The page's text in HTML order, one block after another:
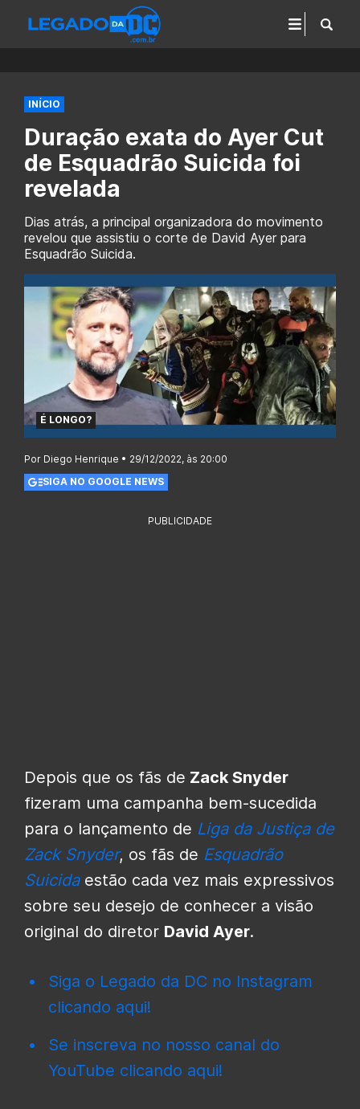
INÍCIO
Duração exata do Ayer Cut
de Esquadrão Suicida foi
revelada
Dias atrás, a principal organizadora do movimento
revelou que assistiu o corte de David Ayer para
Esquadrão Suicida.
É LONGO?
Por Diego Henrique • 29/12/2022, às 20:00
SIGA NO GOOGLE NEWS
PUBLICIDADE
Depois que os fãs de Zack Snyder
fizeram uma campanha bem-sucedida
para o lançamento de Liga da Justiça de
Zack Snyder, os fãs de Esquadrão
Suicidaestão cada vez mais expressivos
sobre seu desejo de conhecer a visão
original do diretor David Ayer.
Siga o Legado da DC no Instagram
clicando aqui!
Se inscreva no nosso canal do
YouTube clicando aqui!